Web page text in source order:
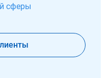
сферы